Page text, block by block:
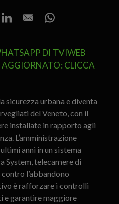
DI TVIWEB
AGGIORNATO: CLICCA
sicurezza urbana e diventa
del Veneto, con il
installate in rapporto agli
L’amministrazione
anni in un sistema
System, telecamere di
l’abbandono
è rafforzare i controlli
e garantire maggiore